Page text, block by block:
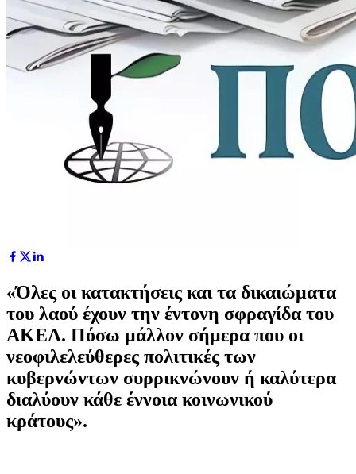
«Όλες οι κατακτήσεις και τα δικαιώματα
του λαού έχουν την έντονη σφραγίδα του
ΑΚΕΛ. Πόσω μάλλον σήμερα που οι
νεοφιλελεύθερες πολιτικές των
κυβερνώντων συρρικνώνουν ή καλύτερα
διαλύουν κάθε έννοια κοινωνικού
κράτους».